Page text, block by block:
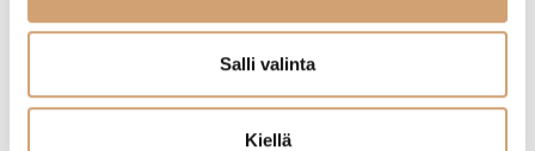
Salli valinta
KielläPaderno viinijäähdytin alumiini